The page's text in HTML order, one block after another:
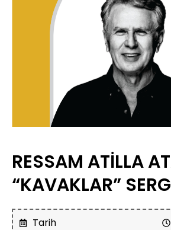
RESSAM ATİLLA
“KAVAKLAR”
Tarih